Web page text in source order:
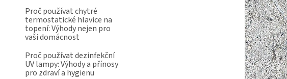
Proč používat chytré
termostatické hlavice na
topení: Výhody nejen pro
vaši domácnost
Proč používat dezinfekční
UV lampy: Výhody a přínosy
pro zdraví a hygienu